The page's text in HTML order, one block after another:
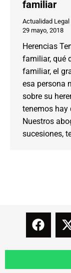
familiar
Actualidad Legal
29 mayo, 2018
Herencias
familiar, qué
familiar, el
esa persona
sobre su
tenemos hay
Nuestros
sucesiones,